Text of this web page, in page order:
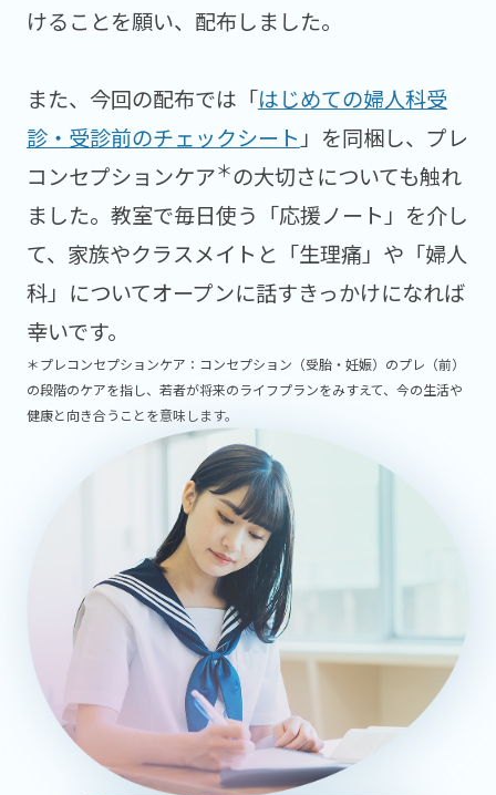
けることを願い、配布しました。
また、今回の配布では「はじめての婦人科受
診・受診前のチェックシート」を同梱し、プレ
コンセプションケア＊の大切さについても触れ
ました。教室で毎日使う「応援ノート」を介し
て、家族やクラスメイトと「生理痛」や「婦人
科」についてオープンに話すきっかけになれば
幸いです。
＊プレコンセプションケア：コンセプション（受胎・妊娠）のプレ（前）
の段階のケアを指し、若者が将来のライフプランをみすえて、今の生活や
健康と向き合うことを意味します。